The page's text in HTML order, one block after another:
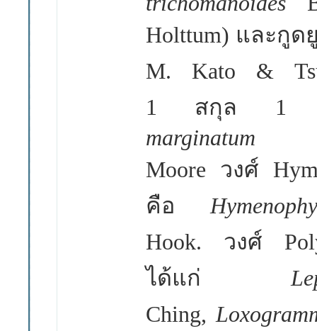
Holttum) และกูด
M. Kato &
1 สกุล
Moore วงศ์
คือ
Hook. วงศ์
ได้แก่
Ching,